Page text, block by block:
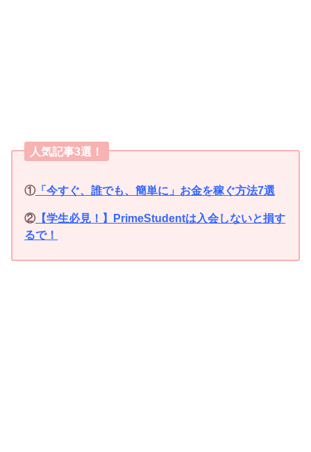
人気記事3選！
① 「今すぐ、誰でも、簡単に」お金を稼ぐ方法7選
② 【学生必見！】PrimeStudentは入会しないと損す
るで！